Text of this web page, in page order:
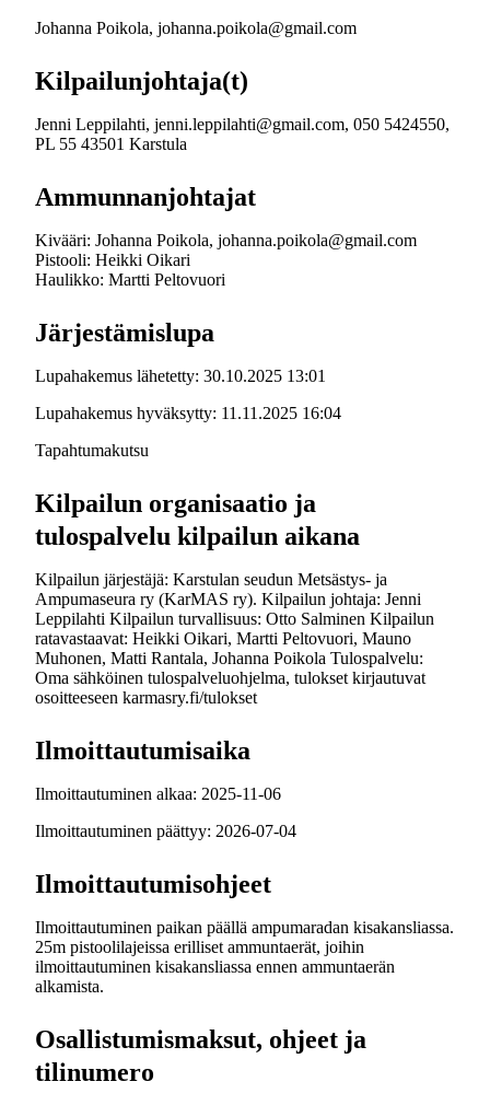
Johanna Poikola, johanna.poikola@gmail.com
Kilpailunjohtaja(t)
Jenni Leppilahti, jenni.leppilahti@gmail.com, 050 5424550,
PL 55 43501 Karstula
Ammunnanjohtajat
Kivääri: Johanna Poikola, johanna.poikola@gmail.com
Pistooli: Heikki Oikari
Haulikko: Martti Peltovuori
Järjestämislupa
Lupahakemus lähetetty: 30.10.2025 13:01
Lupahakemus hyväksytty: 11.11.2025 16:04
Tapahtumakutsu
Kilpailun organisaatio ja
tulospalvelu kilpailun aikana
Kilpailun järjestäjä: Karstulan seudun Metsästys- ja
Ampumaseura ry (KarMAS ry). Kilpailun johtaja: Jenni
Leppilahti Kilpailun turvallisuus: Otto Salminen Kilpailun
ratavastaavat: Heikki Oikari, Martti Peltovuori, Mauno
Muhonen, Matti Rantala, Johanna Poikola Tulospalvelu:
Oma sähköinen tulospalveluohjelma, tulokset kirjautuvat
osoitteeseen karmasry.fi/tulokset
Ilmoittautumisaika
Ilmoittautuminen alkaa: 2025-11-06
Ilmoittautuminen päättyy: 2026-07-04
Ilmoittautumisohjeet
Ilmoittautuminen paikan päällä ampumaradan kisakansliassa.
25m pistoolilajeissa erilliset ammuntaerät, joihin
ilmoittautuminen kisakansliassa ennen ammuntaerän
alkamista.
Osallistumismaksut, ohjeet ja
tilinumero